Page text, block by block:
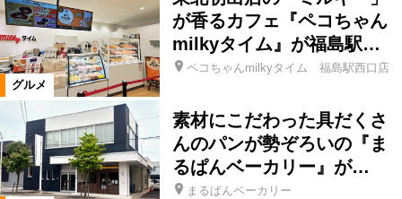
グルメ
が香るカフェ『ペコちゃん
milkyタイム』が福島駅…
ペコちゃんmilkyタイム 福島駅西口店
素材にこだわった具だくさ
んのパンが勢ぞろいの『ま
るぱんベーカリー』が…
まるぱんベーカリー